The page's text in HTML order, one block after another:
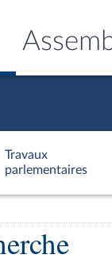
Travaux
parlementaires